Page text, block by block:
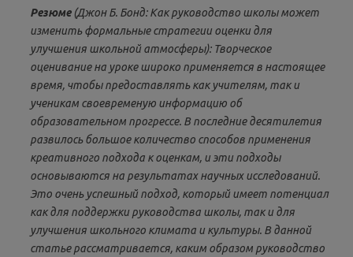
Резюме(Джон Б. Бонд: Как руководство школы может
изменить формальные стратегии оценки для
улучшения школьной атмосферы): Творческое
оценивание на уроке широко применяется в настоящее
время, чтобы предоставлять как учителям, так и
ученикам своевременую информацию об
образовательном прогрессе. В последние десятилетия
развилось большое количество способов применения
креативного подхода к оценкам, и эти подходы
основываются на результатах научных исследований.
Это очень успешный подход, который имеет потенциал
как для поддержки руководства школы, так и для
улучшения школьного климата и культуры. В данной
статье рассматривается, каким образом руководство